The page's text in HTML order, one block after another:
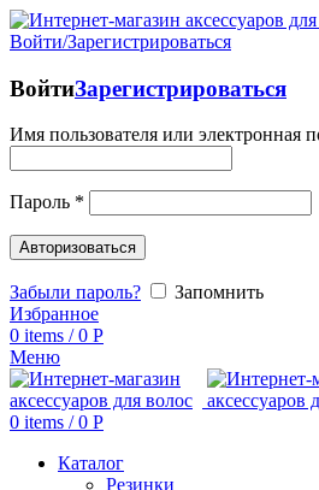
Войти/Зарегистрироваться
ВойтиЗарегистрироваться
Имя пользователя или электронная
Пароль *
Авторизоваться
Забыли пароль?
Запомнить
Избранное
0 items / 0 Р
Меню
0 items / 0 Р
Каталог
Резинки